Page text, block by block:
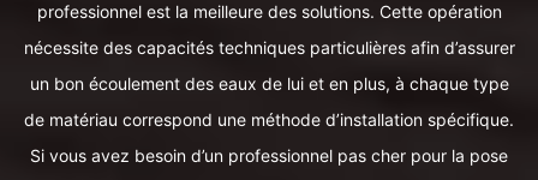
professionnel est la meilleure des solutions. Cette opération
nécessite des capacités techniques particulières afin d’assurer
un bon écoulement des eaux de lui et en plus, à chaque type
de matériau correspond une méthode d’installation spécifique.
Si vous avez besoin d’un professionnel pas cher pour la pose